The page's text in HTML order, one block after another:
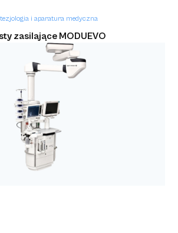
i aparatura medyczna
zasilające MODUEVO